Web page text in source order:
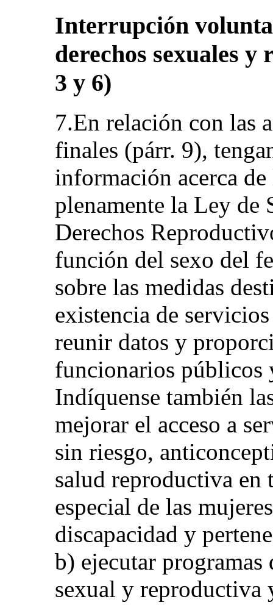
Interrupción
derechos sexuales
3 y 6)
7.En relación con las
finales (párr. 9),
información acerca
plenamente la Ley de
Derechos
función del sexo del
sobre las medidas
existencia de
reunir datos y
funcionarios públicos
Indíquense también
mejorar el acceso a
sin riesgo,
salud reproductiva en
especial de las
discapacidad y
b) ejecutar programas
sexual y reproductiva